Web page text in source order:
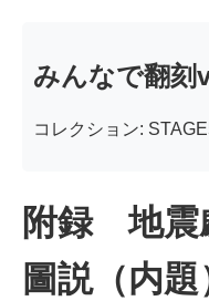
みんなで翻刻
コレクション:
附録 地震
圖説（内題